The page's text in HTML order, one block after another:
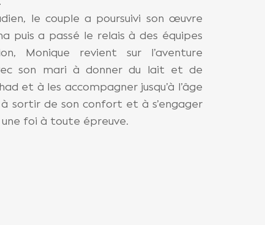
le couple a poursuivi son œuvre
puis a passé le relais à des équipes
Monique revient sur l’aventure
son mari à donner du lait et de
et à les accompagner jusqu’à l’âge
sortir de son confort et à s’engager
foi à toute épreuve.